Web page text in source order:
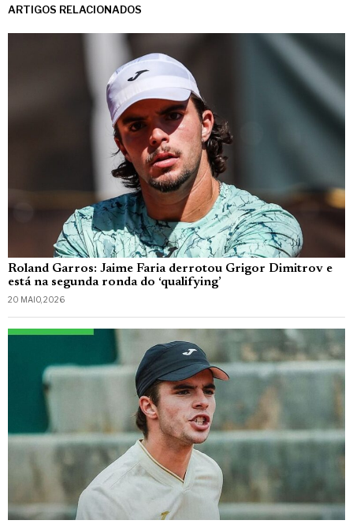
ARTIGOS RELACIONADOS
Roland Garros: Jaime Faria derrotou Grigor Dimitrov e
está na segunda ronda do ‘qualifying’
20 MAIO, 2026